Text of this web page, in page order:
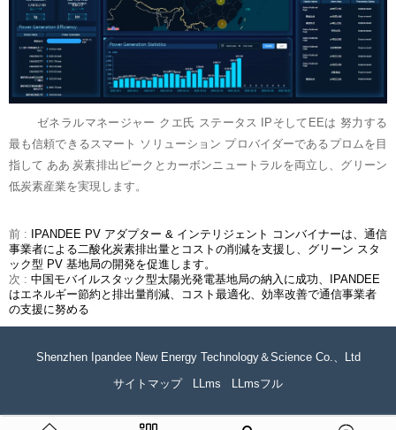
ゼネラルマネージャー クエ氏 ステータス IPそしてEEは 努力する
最も信頼できるスマート ソリューション プロバイダーであるプロムを目
指して ああ 炭素排出ピークとカーボンニュートラルを両立し、グリーン
低炭素産業を実現します。
前 : IPANDEE PV アダプター & インテリジェント コンバイナーは、通信
事業者による二酸化炭素排出量とコストの削減を支援し、グリーン スタ
ック型 PV 基地局の開発を促進します。
次 : 中国モバイルスタック型太陽光発電基地局の納入に成功、IPANDEE
はエネルギー節約と排出量削減、コスト最適化、効率改善で通信事業者
の支援に努める
Shenzhen Ipandee New Energy Technology＆Science Co.、Ltd
サイトマップ
LLms LLmsフル